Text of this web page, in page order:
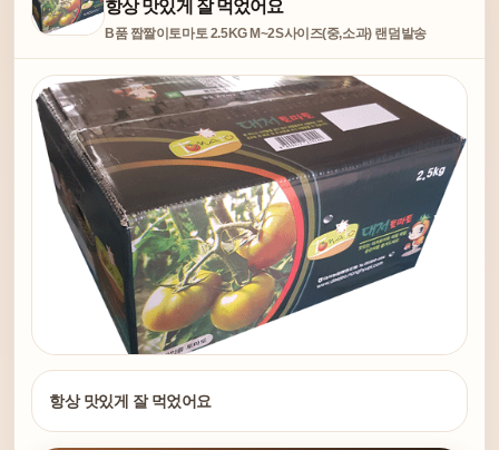
항상 맛있게 잘 먹었어요
B품 짭짤이토마토 2.5KG M~2S사이즈(중,소과) 랜덤발송
항상 맛있게 잘 먹었어요